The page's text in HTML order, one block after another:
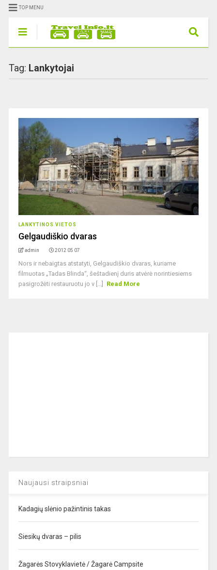
TOP MENU
Tag: Lankytojai
LANKYTINOS VIETOS
Gelgaudiškio dvaras
admin 2012 05 07
Nors ir nebaigtas atstatyti, Gelgaudiškio dvaras, kuriame
filmuotas „Tadas Blinda“, šeštadienį duris atvėrė norintiesiems
pasigrožėti restauruotu jo v [...]
Read More
Naujausi straipsniai
Kadagių slėnio pažintinis takas
Siesikų dvaras – pilis
Žagarės Stovyklavietė / Žagarė Campsite